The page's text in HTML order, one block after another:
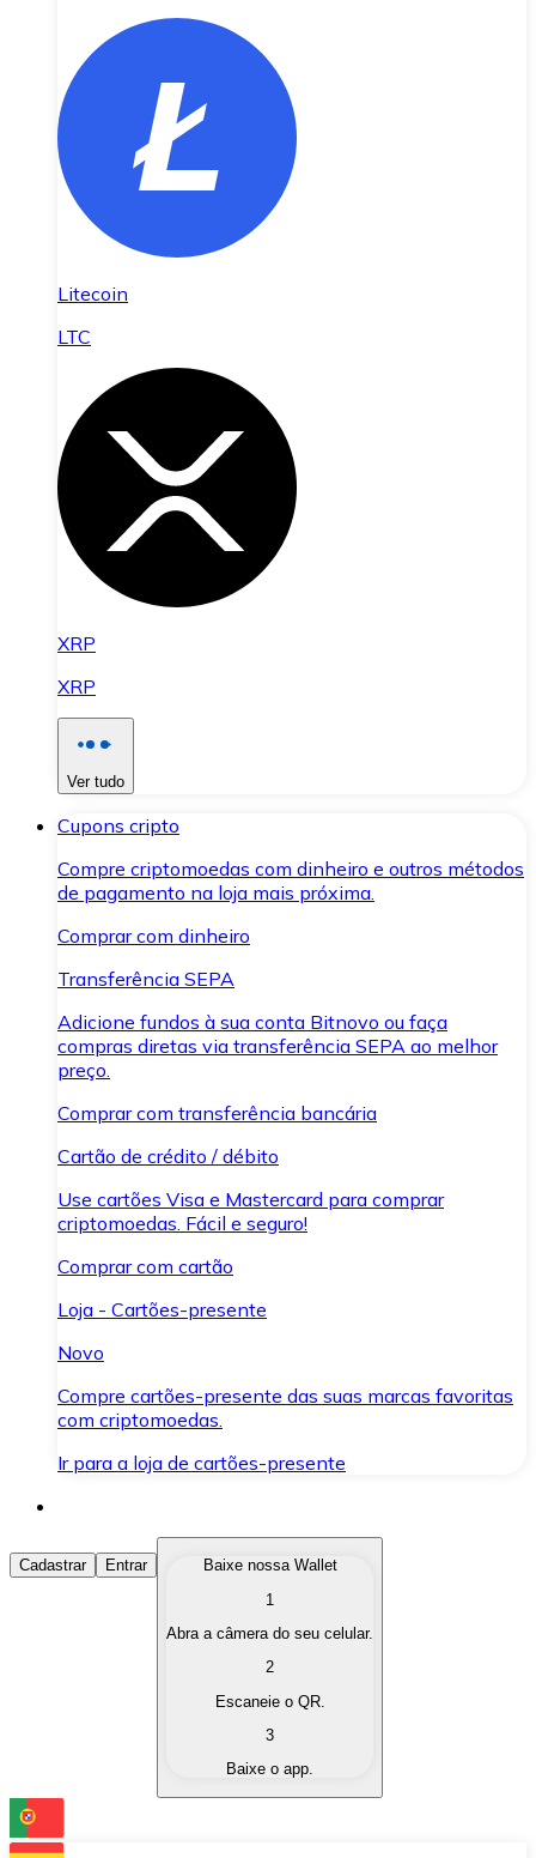
Litecoin
LTC
XRP
XRP
Ver tudo
Cupons cripto
Compre criptomoedas com dinheiro e outros métodos
de pagamento na loja mais próxima.
Comprar com dinheiro
Transferência SEPA
Adicione fundos à sua conta Bitnovo ou faça
compras diretas via transferência SEPA ao melhor
preço.
Comprar com transferência bancária
Cartão de crédito / débito
Use cartões Visa e Mastercard para comprar
criptomoedas. Fácil e seguro!
Comprar com cartão
Loja - Cartões-presente
Novo
Compre cartões-presente das suas marcas favoritas
com criptomoedas.
Ir para a loja de cartões-presente
Comprar Criptomoedas
Compre as criptomoedas de seu interesse de forma
Converta suas criptomoedas em moeda fiduciária
Troque uma criptomoeda por outra
Cadastrar Entrar
Baixe nossa Wallet
1
Abra a câmera do seu celular.
2
Escaneie o QR.
3
Baixe o app.